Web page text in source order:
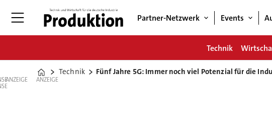
Partner-Netzwerk Events
Technik
Home
Technik Fünf Jahre 5G: Immer noch viel Potenzial für die
ANZEIGE ANZEIGE